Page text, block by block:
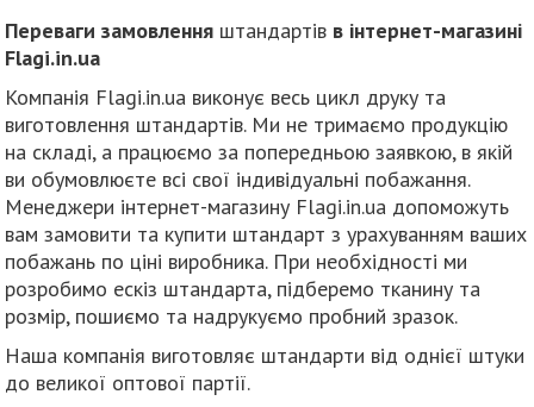
Переваги замовлення штандартів в інтернет-магазині
Flagi.in.ua
Компанія Flagi.in.ua виконує весь цикл друку та
виготовлення штандартів. Ми не тримаємо продукцію
на складі, а працюємо за попередньою заявкою, в якій
ви обумовлюєте всі свої індивідуальні побажання.
Менеджери інтернет-магазину Flagi.in.ua допоможуть
вам замовити та купити штандарт з урахуванням ваших
побажань по ціні виробника. При необхідності ми
розробимо ескіз штандарта, підберемо тканину та
розмір, пошиємо та надрукуємо пробний зразок.
Наша компанія виготовляє штандарти від однієї штуки
до великої оптової партії.